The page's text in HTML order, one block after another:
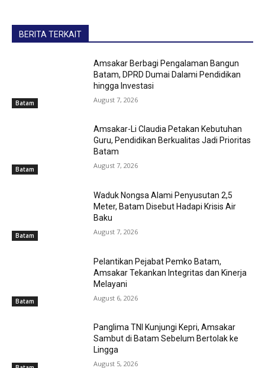
BERITA TERKAIT
Batam
Amsakar Berbagi Pengalaman Bangun
Batam, DPRD Dumai Dalami Pendidikan
hingga Investasi
August 7, 2026
Batam
Amsakar-Li Claudia Petakan Kebutuhan
Guru, Pendidikan Berkualitas Jadi Prioritas
Batam
August 7, 2026
Batam
Waduk Nongsa Alami Penyusutan 2,5
Meter, Batam Disebut Hadapi Krisis Air
Baku
August 7, 2026
Batam
Pelantikan Pejabat Pemko Batam,
Amsakar Tekankan Integritas dan Kinerja
Melayani
August 6, 2026
Panglima TNI Kunjungi Kepri, Amsakar
Sambut di Batam Sebelum Bertolak ke
Lingga
August 5, 2026